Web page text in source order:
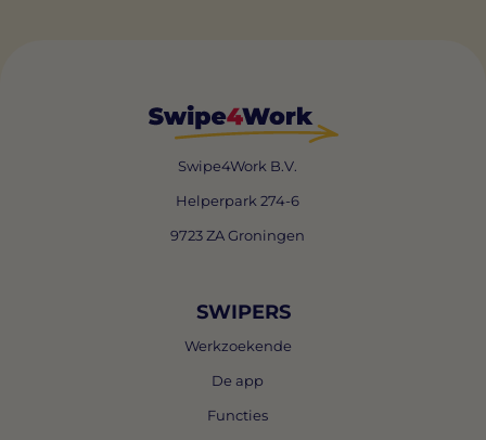
Swipe4Work B.V.
Helperpark 274-6
9723 ZA Groningen
SWIPERS
Werkzoekende
De app
Functies